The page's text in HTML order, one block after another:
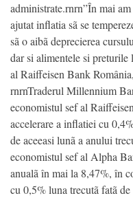
administrate.rnrn”În mai
ajutat inflatia sã se
sã o aibã deprecierea
dar si alimentele si preturile
al Raiffeisen Bank
rnrnTraderul Millennium
economistul sef al
accelerare a inflatiei cu
de aceeasi lunã a anului
economistul sef al Alpha
anualã în mai la 8,47%, în
cu 0,5% luna trecutã fatã